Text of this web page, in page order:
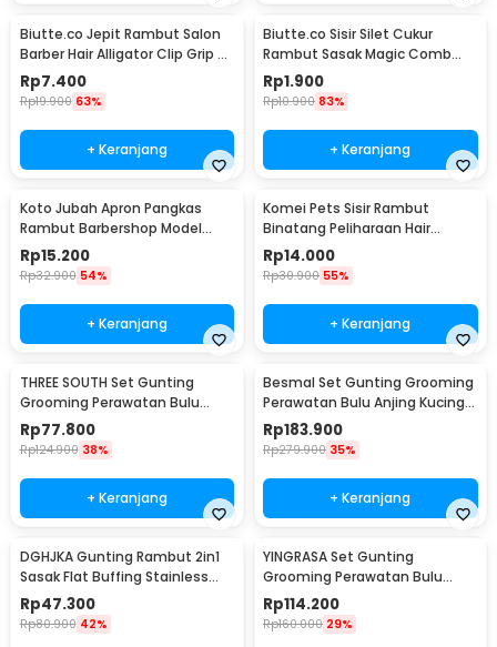
Biutte.co Jepit Rambut Salon
Barber Hair Alligator Clip Grip 6
PCS - L05
Rp7.400
Rp19.900 63%
+ Keranjang
Biutte.co Sisir Silet Cukur
Rambut Sasak Magic Comb
Razor - WZ201
Rp1.900
Rp10.900 83%
+ Keranjang
Koto Jubah Apron Pangkas
Rambut Barbershop Model
Payung 60 cm - 458
Rp15.200
Rp32.900 54%
+ Keranjang
Komei Pets Sisir Rambut
Binatang Peliharaan Hair
Removal Grooming Comb -
T10
Rp14.000
Rp30.900 55%
+ Keranjang
THREE SOUTH Set Gunting
Grooming Perawatan Bulu
Anjing 5in1 - TS-5
Rp77.800
Rp124.900 38%
+ Keranjang
Besmal Set Gunting Grooming
Perawatan Bulu Anjing Kucing
5in1 - 4CR
Rp183.900
Rp279.900 35%
+ Keranjang
DGHJKA Gunting Rambut 2in1
Sasak Flat Buffing Stainless
Steel 4Cr13 - DG-2
Rp47.300
Rp80.900 42%
YINGRASA Set Gunting
Grooming Perawatan Bulu
Anjing 5in1 - 6CR
Rp114.200
Rp160.000 29%